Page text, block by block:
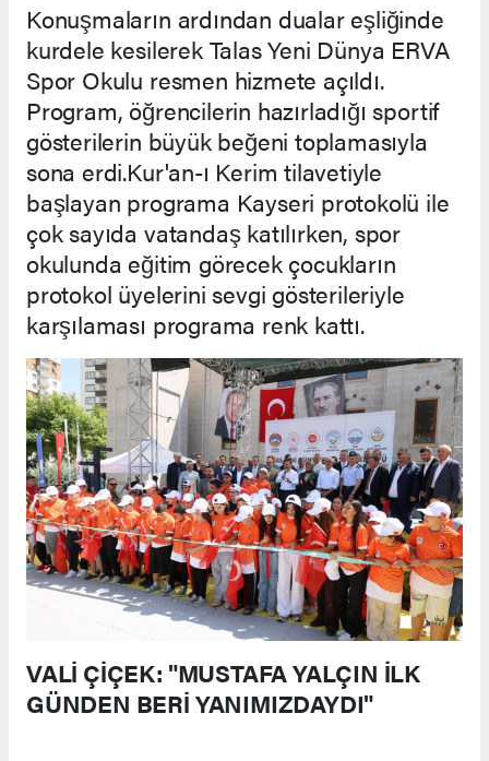
Konuşmaların ardından dualar eşliğinde
kurdele kesilerek Talas Yeni Dünya ERVA
Spor Okulu resmen hizmete açıldı.
Program, öğrencilerin hazırladığı sportif
gösterilerin büyük beğeni toplamasıyla
sona erdi.Kur'an-ı Kerim tilavetiyle
başlayan programa Kayseri protokolü ile
çok sayıda vatandaş katılırken, spor
okulunda eğitim görecek çocukların
protokol üyelerini sevgi gösterileriyle
karşılaması programa renk kattı.
VALİ ÇİÇEK: "MUSTAFA YALÇIN İLK
GÜNDEN BERİ YANIMIZDAYDI"